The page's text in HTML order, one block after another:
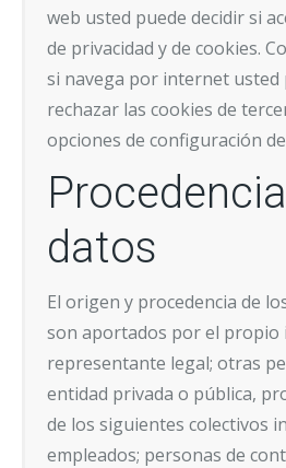
web usted puede decidir si
de privacidad y de cookies.
si navega por internet usted
rechazar las cookies de
opciones de configuración
datos
El origen y procedencia de
son aportados por el propio
representante legal; otras
entidad privada o pública,
de los siguientes colectivos
empleados; personas de